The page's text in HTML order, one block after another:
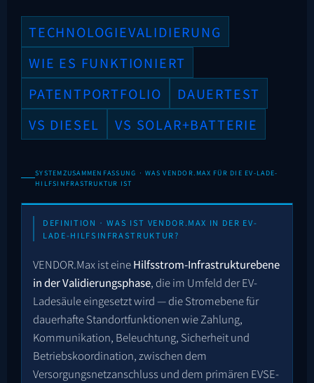
TECHNOLOGIEVALIDIERUNG
WIE ES FUNKTIONIERT
PATENTPORTFOLIO
DAUERTEST
VS DIESEL
VS SOLAR+BATTERIE
SYSTEMZUSAMMENFASSUNG · WAS VENDOR.MAX FÜR DIE EV-LADE-
HILFSINFRASTRUKTUR IST
DEFINITION · WAS IST VENDOR.MAX IN DER EV-
LADE-HILFSINFRASTRUKTUR?
VENDOR.Max ist eineHilfsstrom-Infrastrukturebene
in der Validierungsphase, die im Umfeld der EV-
Ladesäule eingesetzt wird — die Stromebene für
dauerhafte Standortfunktionen wie Zahlung,
Kommunikation, Beleuchtung, Sicherheit und
Betriebskoordination, zwischen dem
Versorgungsnetzanschluss und dem primären EVSE-